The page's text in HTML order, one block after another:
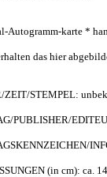
Autogramm-karte *
das hier
ZEIT/STEMPEL:
PUBLISHER/
(in cm): ca.